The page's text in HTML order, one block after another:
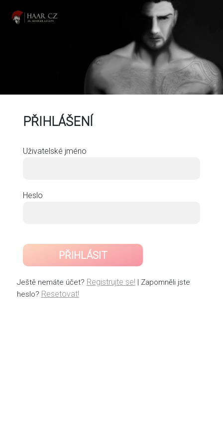
PŘIHLÁŠENÍ
Uživatelské jméno
Heslo
PŘIHLÁSIT
Ještě nemáte účet? Registrujte se!| Zapomněli jste
heslo? Resetovat!